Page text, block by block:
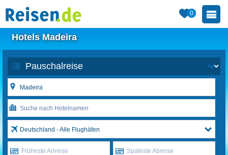
0
Hotels Madeira
Deutschland - Alle Flughäfen
Früheste Anreise Späteste Abreise